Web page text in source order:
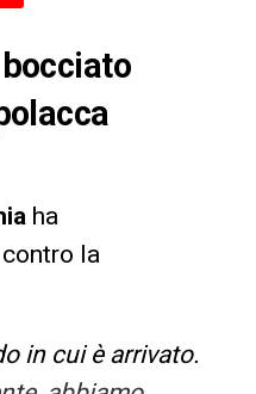
ha
la
in cui è arrivato.